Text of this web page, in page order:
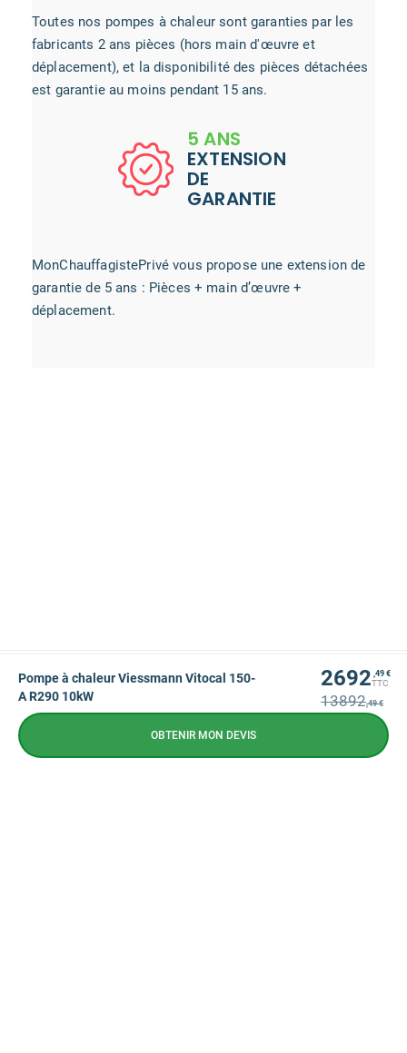
Toutes nos pompes à chaleur sont garanties par les
fabricants 2 ans pièces (hors main d'œuvre et
déplacement), et la disponibilité des pièces détachées
est garantie au moins pendant 15 ans.
5 ANS
EXTENSION
DE
GARANTIE
MonChauffagistePrivé vous propose une extension de
garantie de 5 ans : Pièces + main d’œuvre +
déplacement.
Pompe à chaleur Viessmann Vitocal 150-
A R290 10kW
2692 ,49 €
TTC
13892,49 €
OBTENIR MON DEVIS